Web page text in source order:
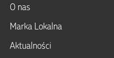
O nas
Marka Lokalna
Aktualności